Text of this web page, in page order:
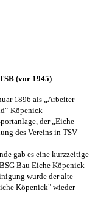
(vor 1945)
1896 als „Arbeiter-
Köpenick
der „Eiche-
des Vereins in TSV
gab es eine kurzzeitige
Bau Eiche Köpenick
wurde der alte
Köpenick" wieder